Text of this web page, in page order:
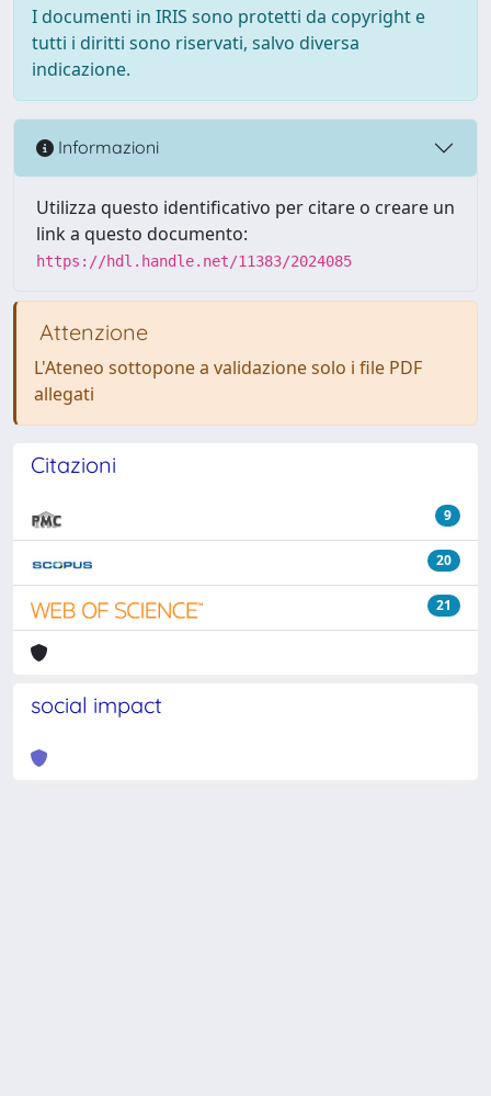
I documenti in IRIS sono protetti da copyright e
tutti i diritti sono riservati, salvo diversa
indicazione.
Informazioni
Utilizza questo identificativo per citare o creare un
link a questo documento:
https://hdl.handle.net/11383/2024085
Attenzione
L'Ateneo sottopone a validazione solo i file PDF
allegati
Citazioni
9
20
21
social impact